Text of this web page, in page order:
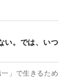
い。では、いつ
」で生きるため